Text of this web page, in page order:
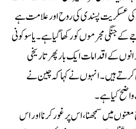
عسکریت پسندی کی روح اور علامت ہے
مجرموں کو رکھا گیا ہے۔ یاسوکونی
کے اقدامات ایک بار پھر تاریخی
ہیں۔انہوں نے کہا کہ چین نے
کیا ہے۔
میں سمجھنا، اس پر غور کرنا اور اس